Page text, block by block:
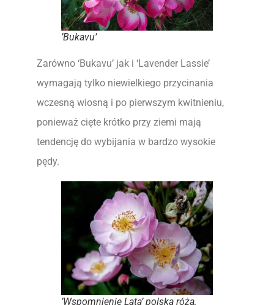
’Bukavu’
Zarówno ‘Bukavu’ jak i ‘Lavender Lassie’
wymagają tylko niewielkiego przycinania
wczesną wiosną i po pierwszym kwitnieniu,
ponieważ cięte krótko przy ziemi mają
tendencję do wybijania w bardzo wysokie
pędy.
’Wspomnienie Lata’ polska róża,